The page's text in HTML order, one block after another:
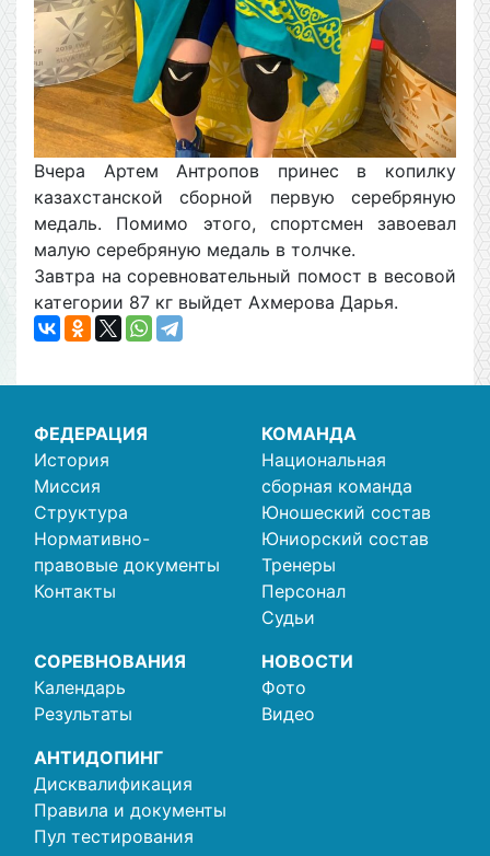
Вчера Артем Антропов принес в копилку
казахстанской сборной первую серебряную
медаль. Помимо этого, спортсмен завоевал
малую серебряную медаль в толчке.
Завтра на соревновательный помост в весовой
категории 87 кг выйдет Ахмерова Дарья.
ФЕДЕРАЦИЯ
История
Миссия
Структура
Нормативно-
правовые документы
Контакты
КОМАНДА
Национальная
сборная команда
Юношеский состав
Юниорский состав
Тренеры
Персонал
Судьи
СОРЕВНОВАНИЯ
Календарь
Результаты
НОВОСТИ
Фото
Видео
АНТИДОПИНГ
Дисквалификация
Правила и документы
Пул тестирования